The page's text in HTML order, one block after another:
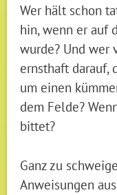
Wer hält schon
hin, wenn er auf
wurde? Und wer
ernsthaft darauf,
um einen
dem Felde?
bittet?
Ganz zu
Anweisungen